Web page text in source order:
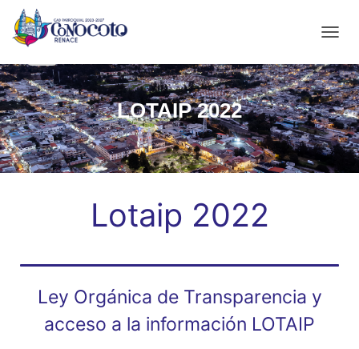
M
B
I
A
R
M
O
LOTAIP 2022
Lotaip 2022
Ley Orgánica de Transparencia y
acceso a la información LOTAIP